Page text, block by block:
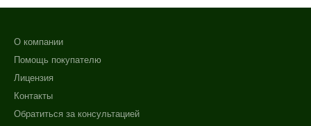
О компании
Помощь покупателю
Лицензия
Контакты
Обратиться за консультацией